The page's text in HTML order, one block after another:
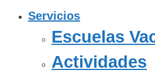
Servicios
Escuelas
Actividades